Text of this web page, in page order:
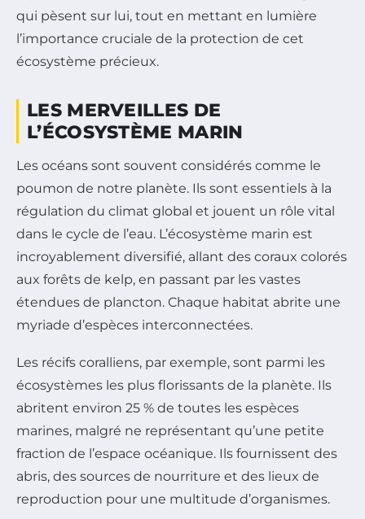
qui pèsent sur lui, tout en mettant en lumière
l’importance cruciale de la protection de cet
écosystème précieux.
LES MERVEILLES DE
L’ÉCOSYSTÈME MARIN
Les océans sont souvent considérés comme le
poumon de notre planète. Ils sont essentiels à la
régulation du climat global et jouent un rôle vital
dans le cycle de l’eau. L’écosystème marin est
incroyablement diversifié, allant des coraux colorés
aux forêts de kelp, en passant par les vastes
étendues de plancton. Chaque habitat abrite une
myriade d’espèces interconnectées.
Les récifs coralliens, par exemple, sont parmi les
écosystèmes les plus florissants de la planète. Ils
abritent environ 25 % de toutes les espèces
marines, malgré ne représentant qu’une petite
fraction de l’espace océanique. Ils fournissent des
abris, des sources de nourriture et des lieux de
reproduction pour une multitude d’organismes.